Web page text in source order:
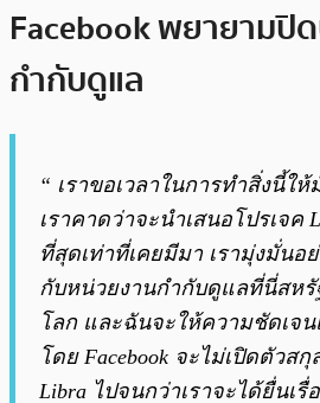
Facebook พยายามปิ
กำกับดูแล
“ เราขอเวลาในการทำสิ่งนี้ใ
เราคาดว่าจะนำเสนอโปรเจค
ที่สุดเท่าที่เคยมีมา เรามุ่งมั่นอ
กับหน่วยงานกำกับดูแลที่นี่สหรั
โลก และฉันจะให้ความชัดเจ
โดย Facebook จะไม่เปิดตัวส
Libra ไปจนกว่าเราจะได้ยื่นเ